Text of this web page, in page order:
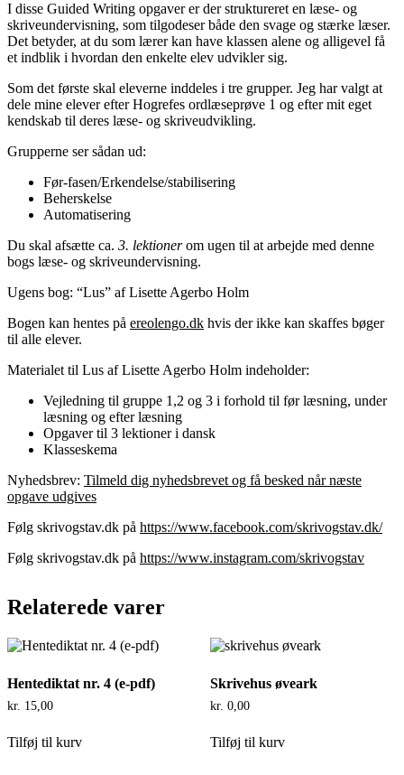
I disse Guided Writing opgaver er der struktureret en læse- og
skriveundervisning, som tilgodeser både den svage og stærke læser.
Det betyder, at du som lærer kan have klassen alene og alligevel få
et indblik i hvordan den enkelte elev udvikler sig.
Som det første skal eleverne inddeles i tre grupper. Jeg har valgt at
dele mine elever efter Hogrefes ordlæseprøve 1 og efter mit eget
kendskab til deres læse- og skriveudvikling.
Grupperne ser sådan ud:
Før-fasen/Erkendelse/stabilisering
Beherskelse
Automatisering
Du skal afsætte ca. 3. lektionerom ugen til at arbejde med denne
bogs læse- og skriveundervisning.
Ugens bog: “Lus” af Lisette Agerbo Holm
Bogen kan hentes på ereolengo.dk hvis der ikke kan skaffes bøger
til alle elever.
Materialet til Lus af Lisette Agerbo Holm indeholder:
Vejledning til gruppe 1,2 og 3 i forhold til før læsning, under
læsning og efter læsning
Opgaver til 3 lektioner i dansk
Klasseskema
Nyhedsbrev: Tilmeld dig nyhedsbrevet og få besked når næste
opgave udgives
Følg skrivogstav.dk på https://www.facebook.com/skrivogstav.dk/
Følg skrivogstav.dk på https://www.instagram.com/skrivogstav
Relaterede varer
Hentediktat nr. 4 (e-pdf)
kr. 15,00
Tilføj til kurv
Skrivehus øveark
kr. 0,00
Tilføj til kurv